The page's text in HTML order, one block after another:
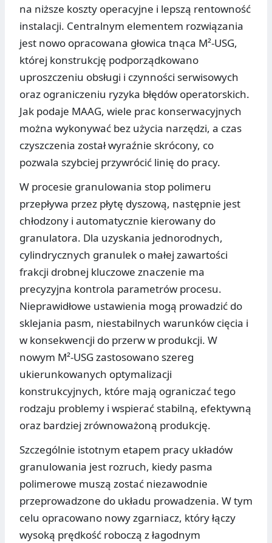
na niższe koszty operacyjne i lepszą rentowność
instalacji. Centralnym elementem rozwiązania
jest nowo opracowana głowica tnąca M²-USG,
której konstrukcję podporządkowano
uproszczeniu obsługi i czynności serwisowych
oraz ograniczeniu ryzyka błędów operatorskich.
Jak podaje MAAG, wiele prac konserwacyjnych
można wykonywać bez użycia narzędzi, a czas
czyszczenia został wyraźnie skrócony, co
pozwala szybciej przywrócić linię do pracy.
W procesie granulowania stop polimeru
przepływa przez płytę dyszową, następnie jest
chłodzony i automatycznie kierowany do
granulatora. Dla uzyskania jednorodnych,
cylindrycznych granulek o małej zawartości
frakcji drobnej kluczowe znaczenie ma
precyzyjna kontrola parametrów procesu.
Nieprawidłowe ustawienia mogą prowadzić do
sklejania pasm, niestabilnych warunków cięcia i
w konsekwencji do przerw w produkcji. W
nowym M²-USG zastosowano szereg
ukierunkowanych optymalizacji
konstrukcyjnych, które mają ograniczać tego
rodzaju problemy i wspierać stabilną, efektywną
oraz bardziej zrównoważoną produkcję.
Szczególnie istotnym etapem pracy układów
granulowania jest rozruch, kiedy pasma
polimerowe muszą zostać niezawodnie
przeprowadzone do układu prowadzenia. W tym
celu opracowano nowy zgarniacz, który łączy
wysoką prędkość roboczą z łagodnym